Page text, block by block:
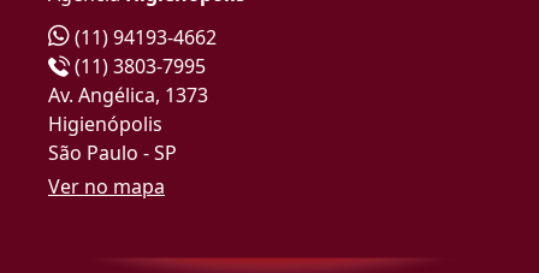
(11) 94193-4662
(11) 3803-7995
Av. Angélica, 1373
Higienópolis
São Paulo - SP
Ver no mapa